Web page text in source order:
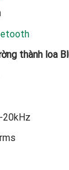
thành loa
20kHz